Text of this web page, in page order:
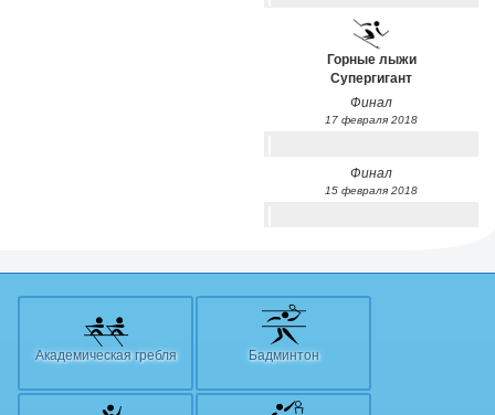
Горные лыжи
Супергигант
Финал
17 февраля 2018
Финал
15 февраля 2018
Академическая гребля Бадминтон